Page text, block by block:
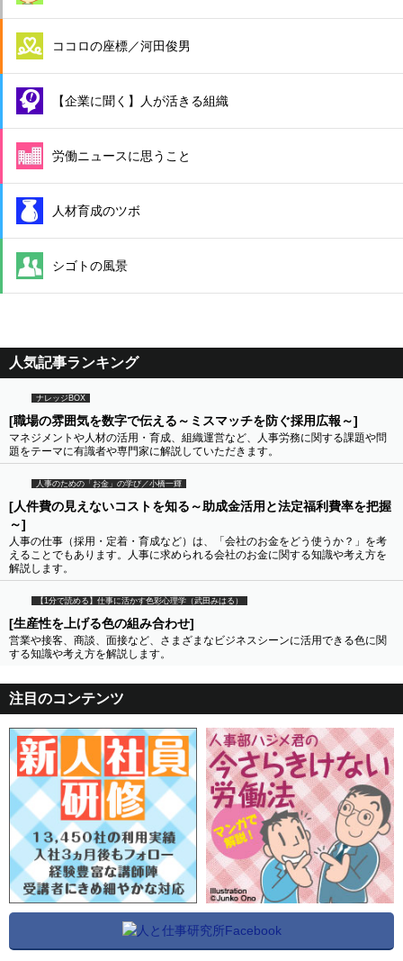
ココロの座標／河田俊男
【企業に聞く】人が活きる組織
労働ニュースに思うこと
人材育成のツボ
シゴトの風景
人気記事ランキング
ナレッジBOX
[職場の雰囲気を数字で伝える～ミスマッチを防ぐ採用広報～]
マネジメントや人材の活用・育成、組織運営など、人事労務に関する課題や問
題をテーマに有識者や専門家に解説していただきます。
人事のための「お金」の学び／小橋一輝
[人件費の見えないコストを知る～助成金活用と法定福利費率を把握
～]
人事の仕事（採用・定着・育成など）は、「会社のお金をどう使うか？」を考
えることでもあります。人事に求められる会社のお金に関する知識や考え方を
解説します。
【1分で読める】仕事に活かす色彩心理学（武田みはる）
[生産性を上げる色の組み合わせ]
営業や接客、商談、面接など、さまざまなビジネスシーンに活用できる色に関
する知識や考え方を解説します。
注目のコンテンツ